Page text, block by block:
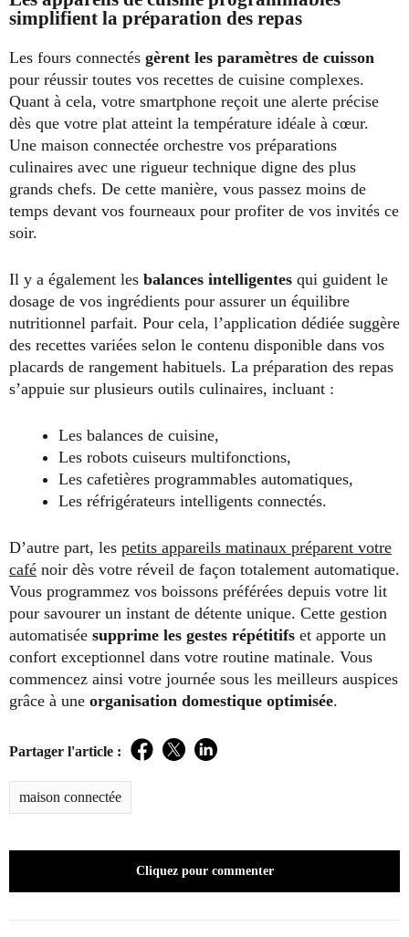
simplifient la préparation des repas
Les fours connectés gèrent les paramètres de cuisson
pour réussir toutes vos recettes de cuisine complexes.
Quant à cela, votre smartphone reçoit une alerte précise
dès que votre plat atteint la température idéale à cœur.
Une maison connectée orchestre vos préparations
culinaires avec une rigueur technique digne des plus
grands chefs. De cette manière, vous passez moins de
temps devant vos fourneaux pour profiter de vos invités ce
soir.
Il y a également les balances intelligentes qui guident le
dosage de vos ingrédients pour assurer un équilibre
nutritionnel parfait. Pour cela, l’application dédiée suggère
des recettes variées selon le contenu disponible dans vos
placards de rangement habituels. La préparation des repas
s’appuie sur plusieurs outils culinaires, incluant :
Les balances de cuisine,
Les robots cuiseurs multifonctions,
Les cafetières programmables automatiques,
Les réfrigérateurs intelligents connectés.
D’autre part, les petits appareils matinaux préparent votre
café noir dès votre réveil de façon totalement automatique.
Vous programmez vos boissons préférées depuis votre lit
pour savourer un instant de détente unique. Cette gestion
automatisée supprime les gestes répétitifs et apporte un
confort exceptionnel dans votre routine matinale. Vous
commencez ainsi votre journée sous les meilleurs auspices
grâce à une organisation domestique optimisée.
Partager l'article : Facebook
TwitterLinkedIn
maison connectée
Cliquez pour commenter